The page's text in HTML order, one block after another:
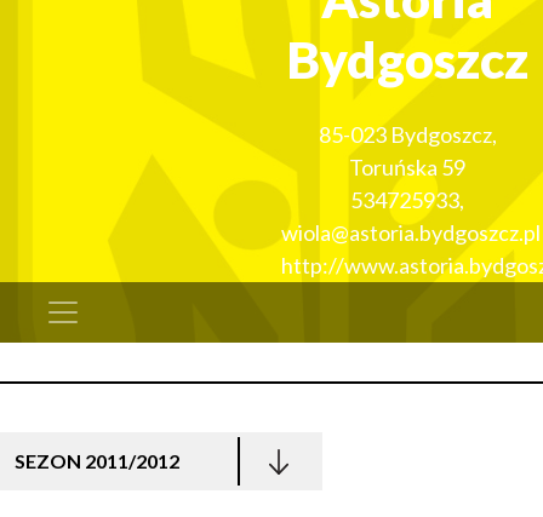
Bydgoszcz
85-023 Bydgoszcz,
Toruńska 59
534725933,
wiola@astoria.bydgoszcz.pl
http://
SEZON 2011/2012